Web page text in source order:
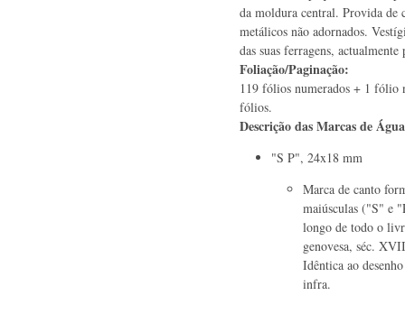
da moldura central. Provida de
metálicos não adornados.
das suas ferragens, actualmente
Foliação/Paginação:
119 fólios numerados + 1 fólio
fólios.
Descrição das Marcas de
"S P", 24x18 mm
Marca de canto
maiúsculas ("S" e
longo de todo o
genovesa, séc.
Idêntica ao
infra.